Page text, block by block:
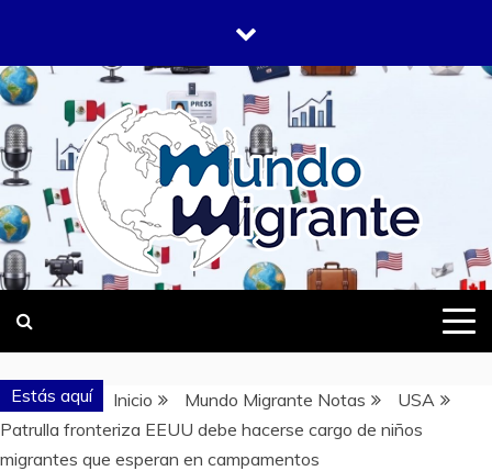
contenido
MUNDO
MIGRANTE
DONDE TODOS SOMOS MIGRANTES
Estás aquí Inicio Mundo Migrante Notas
USA
Patrulla fronteriza EEUU debe hacerse cargo de niños
migrantes que esperan en campamentos